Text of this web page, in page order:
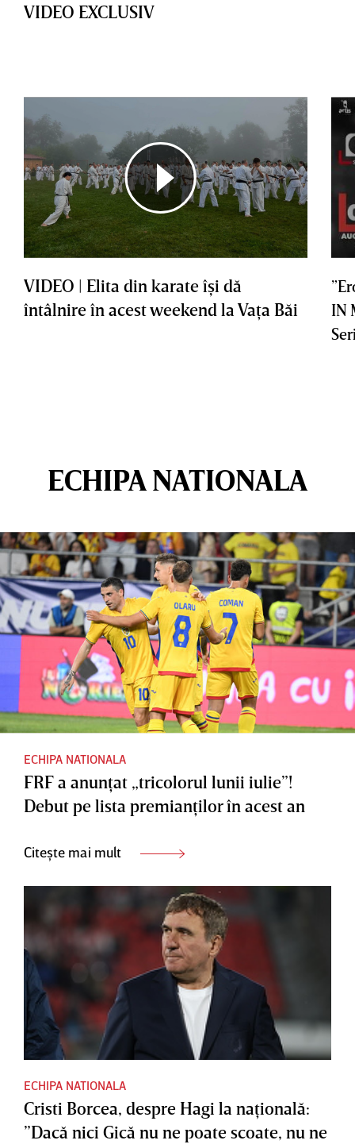
VIDEO EXCLUSIV
VIDEO | Elita din karate îşi dă
întâlnire în acest weekend la Vaţa Băi
IN
ECHIPA NATIONALA
ECHIPA NATIONALA
FRF a anunţat „tricolorul lunii iulie”!
Debut pe lista premianţilor în acest an
Citește mai mult
ECHIPA NATIONALA
Cristi Borcea, despre Hagi la naţională:
”Dacă nici Gică nu ne poate scoate, nu ne